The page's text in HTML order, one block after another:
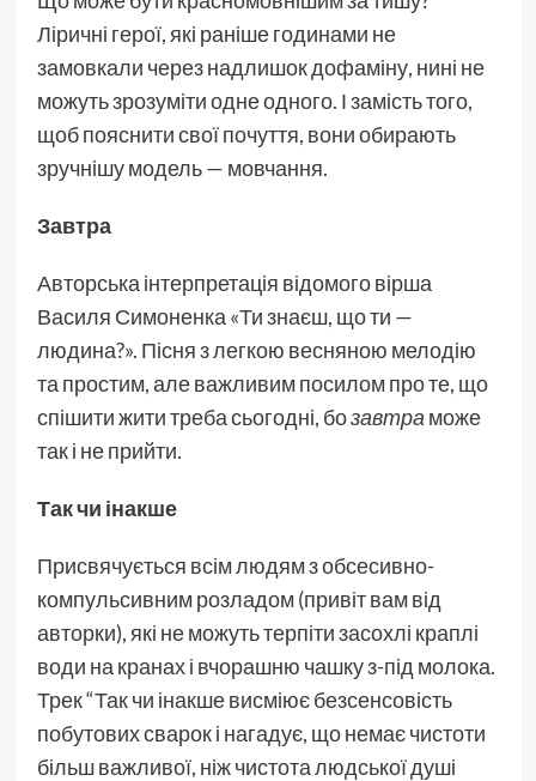
Ліричні герої, які раніше годинами не
замовкали через надлишок дофаміну, нині не
можуть зрозуміти одне одного. І замість того,
щоб пояснити свої почуття, вони обирають
зручнішу модель — мовчання.
Завтра
Авторська інтерпретація відомого вірша
Василя Симоненка «Ти знаєш, що ти —
людина?». Пісня з легкою весняною мелодію
та простим, але важливим посилом про те, що
спішити жити треба сьогодні, бозавтра може
так і не прийти.
Так чи інакше
Присвячується всім людям з обсесивно-
компульсивним розладом (привіт вам від
авторки), які не можуть терпіти засохлі краплі
води на кранах і вчорашню чашку з-під молока.
Трек “Так чи інакше висміює безсенсовість
побутових сварок і нагадує, що немає чистоти
більш важливої, ніж чистота людської душі